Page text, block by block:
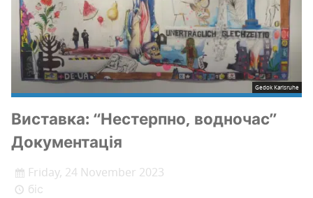
Gedok Karlsruhe
Вистав­ка: “Нестер­пно, водно­час”
Документація
Friday, 24 November 2023
біс